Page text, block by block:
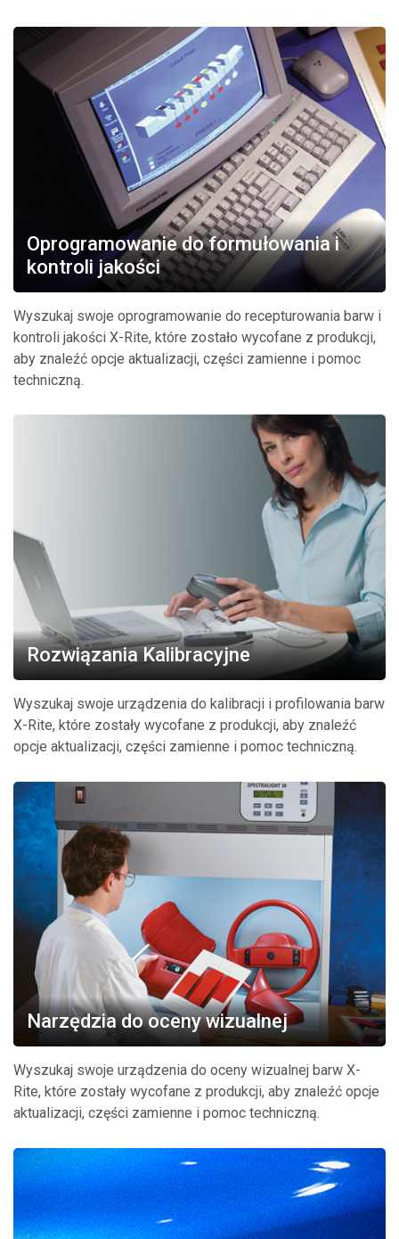
Oprogramowanie do formułowania i
kontroli jakości
Wyszukaj swoje oprogramowanie do recepturowania barw i
kontroli jakości X-Rite, które zostało wycofane z produkcji,
aby znaleźć opcje aktualizacji, części zamienne i pomoc
techniczną.
Rozwiązania Kalibracyjne
Wyszukaj swoje urządzenia do kalibracji i profilowania barw
X-Rite, które zostały wycofane z produkcji, aby znaleźć
opcje aktualizacji, części zamienne i pomoc techniczną.
Narzędzia do oceny wizualnej
Wyszukaj swoje urządzenia do oceny wizualnej barw X-
Rite, które zostały wycofane z produkcji, aby znaleźć opcje
aktualizacji, części zamienne i pomoc techniczną.